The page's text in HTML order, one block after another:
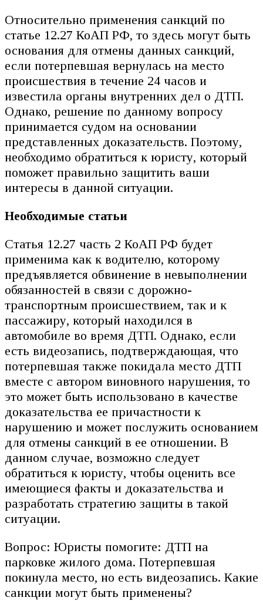
Относительно применения санкций по
статье 12.27 КоАП РФ, то здесь могут быть
основания для отмены данных санкций,
если потерпевшая вернулась на место
происшествия в течение 24 часов и
известила органы внутренних дел о ДТП.
Однако, решение по данному вопросу
принимается судом на основании
представленных доказательств. Поэтому,
необходимо обратиться к юристу, который
поможет правильно защитить ваши
интересы в данной ситуации.
Необходимые статьи
Статья 12.27 часть 2 КоАП РФ будет
применима как к водителю, которому
предъявляется обвинение в невыполнении
обязанностей в связи с дорожно-
транспортным происшествием, так и к
пассажиру, который находился в
автомобиле во время ДТП. Однако, если
есть видеозапись, подтверждающая, что
потерпевшая также покидала место ДТП
вместе с автором виновного нарушения, то
это может быть использовано в качестве
доказательства ее причастности к
нарушению и может послужить основанием
для отмены санкций в ее отношении. В
данном случае, возможно следует
обратиться к юристу, чтобы оценить все
имеющиеся факты и доказательства и
разработать стратегию защиты в такой
ситуации.
Вопрос: Юристы помогите: ДТП на
парковке жилого дома. Потерпевшая
покинула место, но есть видеозапись. Какие
санкции могут быть применены?